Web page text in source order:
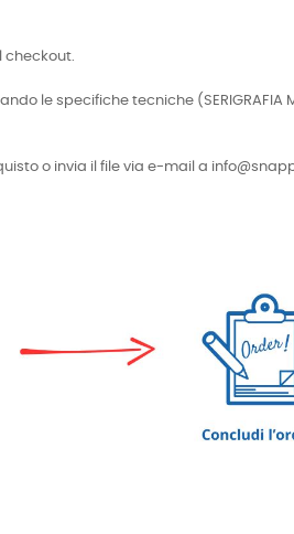
checkout.
le specifiche tecniche (SERIGRAFIA
o invia il file via e-mail a